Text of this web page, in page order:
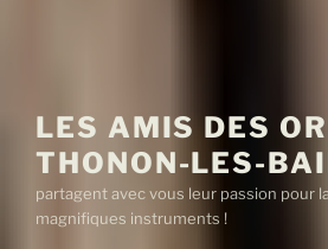
LES AMIS DES
THONON-LES-
partagent avec vous leur passion pour
magnifiques instruments !